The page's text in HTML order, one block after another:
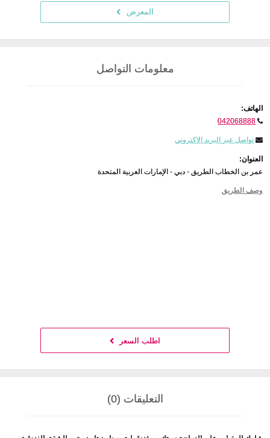
المعرض
معلومات التواصل
الهاتف:
042068888
تواصل عبر البريد الاكتروني
العنوان:
عمر بن الخطاب الطريق - دبي - الإمارات العربية المتحدة
وصف الطريق
اطلب السعر
التعليقات (0)